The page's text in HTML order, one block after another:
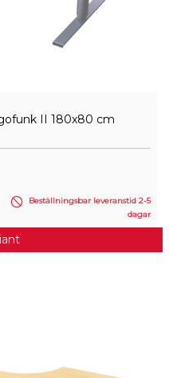
II 180x80 cm
Beställningsbar leveranstid 2-5
dagar